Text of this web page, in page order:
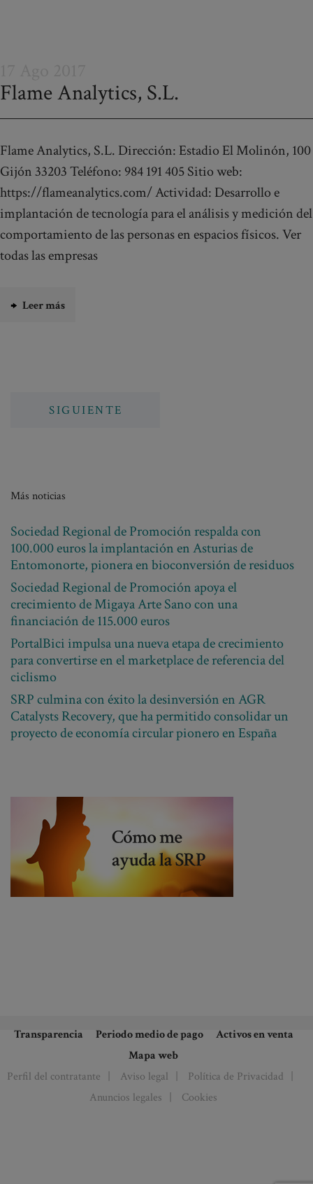
Flame Analytics, S.L.
Flame Analytics, S.L. Dirección: Estadio El Molinón, 100
Gijón 33203 Teléfono: 984 191 405 Sitio web:
https://flameanalytics.com/ Actividad: Desarrollo e
implantación de tecnología para el análisis y medición del
comportamiento de las personas en espacios físicos. Ver
todas las empresas
Leer más
Posts
SIGUIENTE
Más noticias
Sociedad Regional de Promoción respalda con
100.000 euros la implantación en Asturias de
Entomonorte, pionera en bioconversión de residuos
Sociedad Regional de Promoción apoya el
crecimiento de Migaya Arte Sano con una
financiación de 115.000 euros
PortalBici impulsa una nueva etapa de crecimiento
para convertirse en el marketplace de referencia del
ciclismo
SRP culmina con éxito la desinversión en AGR
Catalysts Recovery, que ha permitido consolidar un
proyecto de economía circular pionero en España
Transparencia Periodo medio de pago
Activos en venta
Mapa web
Perfil del contratante
Aviso legal
Política de Privacidad
Anuncios legales
Cookies